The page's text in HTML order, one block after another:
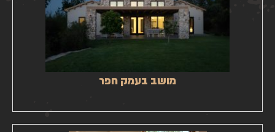
מושב בעמק חפר